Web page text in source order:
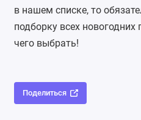
в нашем списке, то
подборку всех новогодних
чего выбрать!
Поделиться